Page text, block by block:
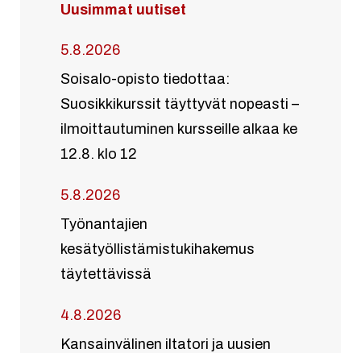
Uusimmat uutiset
5.8.2026
Soisalo-opisto tiedottaa:
Suosikkikurssit täyttyvät nopeasti –
ilmoittautuminen kursseille alkaa ke
12.8. klo 12
5.8.2026
Työnantajien
kesätyöllistämistukihakemus
täytettävissä
4.8.2026
Kansainvälinen iltatori ja uusien